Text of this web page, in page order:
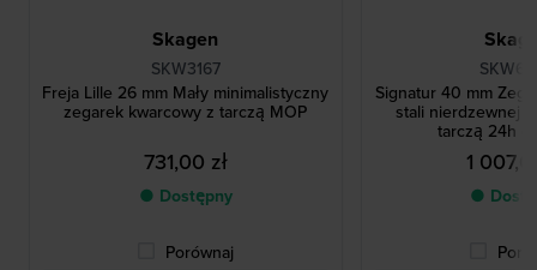
Skagen
SKW3167
Freja Lille 26 mm Mały minimalistyczny
zegarek kwarcowy z tarczą MOP
731,00 zł
● Dostępny
Porównaj
Signatur 40 mm
stali nierdzewnej
tarczą 24h
1
●